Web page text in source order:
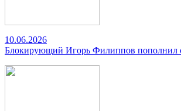
10.06.2026
Блокирующий Игорь Филиппов пополнил